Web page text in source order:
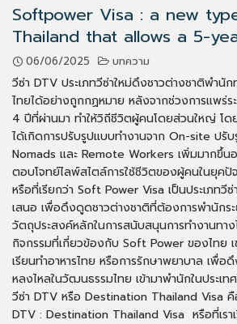
Softpower Visa : a new
Thailand that allows a 5-
06/06/2025 บทความ
วีซ่า DTV ประเภทวีซ่าใหม่ดึงชาวต่างชาติพำนัก
ไทยได้อย่างถูกกฏหมาย หลังจากช่วงการแพร่ร
4 ปีที่ผ่านมา ทำให้วิถีชีวิตผู้คนโดยส่วนใหญ่ โดย
ได้เกิดการปรับรูปแบบทำงานจาก On-site ปรั
Nomads และ Remote Workers เพิ่มมากขึ้น
ตอบโจทย์ไลพ์สไตล์การใช้ชีวิตของผู้คนในยุค
หรือที่เรียกว่า Soft Power Visa เป็นประเภทวีซ่
เสนอ เพื่อดึงดูดชาวต่างชาติที่ต้องการพำนักระ
วัตถุประสงค์หลักในการสนับสนุนการทำงานทา
กิจกรรมที่เกี่ยวข้องกับ Soft Power ของไทย
เรียนทำอาหารไทย หรือการรักษาพยาบาล เพื่อ
หลงไหลในวัฒนธรรมไทย เข้ามาพำนักในประเท
วีซ่า DTV หรือ Destination Thailand Visa คื
DTV : Destination Thailand Visa หรือที่เรา